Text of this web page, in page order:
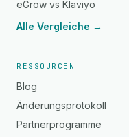
eGrow vs Klaviyo
Alle Vergleiche →
RESSOURCEN
Blog
Änderungsprotokoll
Partnerprogramme